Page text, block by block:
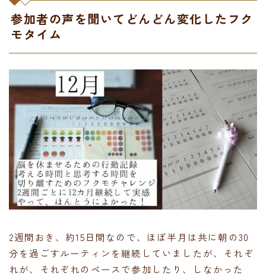
参加者の声を聞いてどんどん変化したフク
モタイム
2週間おき、約15日間なので、ほぼ半月は共に朝の30
分を過ごすルーティンを継続していましたが、それぞ
れが、それぞれのペースで参加したり、しなかった